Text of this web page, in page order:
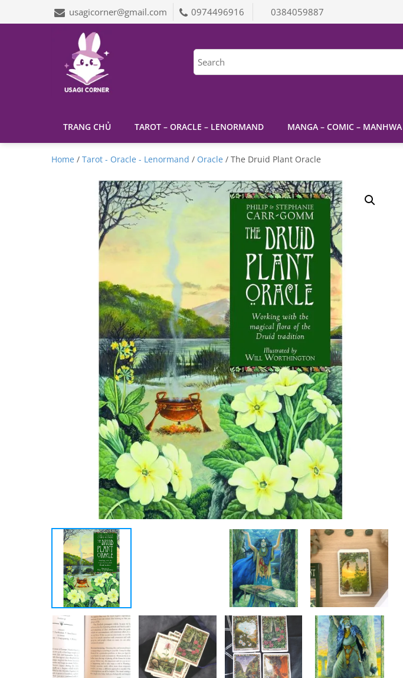
usagicorner@gmail.com 0974496916 0384059887
TRANG CHỦ TAROT – ORACLE – LENORMAND MANGA – COMIC – MANHWA
Home / Tarot - Oracle - Lenormand / Oracle / The Druid Plant Oracle